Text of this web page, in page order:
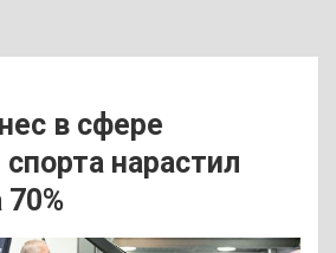
в сфере
нарастил